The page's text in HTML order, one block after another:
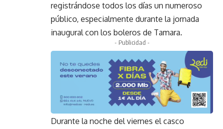
registrándose todos los días un numeroso
público, especialmente durante la jornada
inaugural con los boleros de Tamara.
- Publicidad -
Durante la noche del viernes el casco